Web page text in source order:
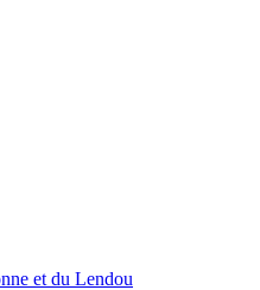
et du Lendou